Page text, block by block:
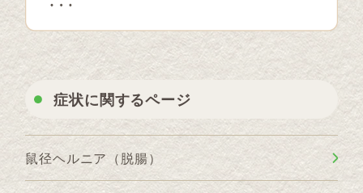
症状に関するページ
鼠径ヘルニア（脱腸）